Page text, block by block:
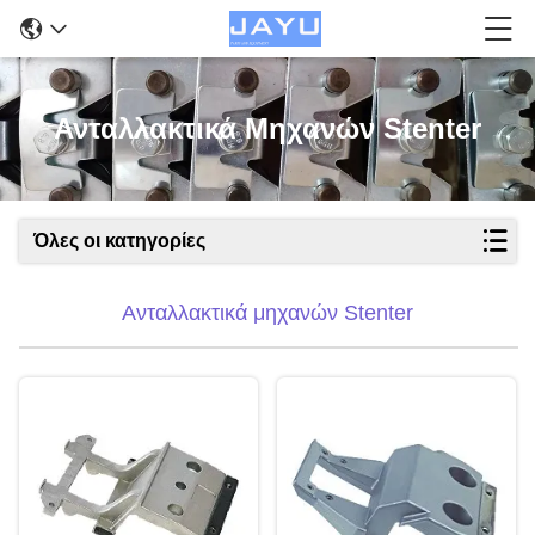
Ανταλλακτικά Μηχανών Stenter
Όλες οι κατηγορίες
Ανταλλακτικά μηχανών Stenter